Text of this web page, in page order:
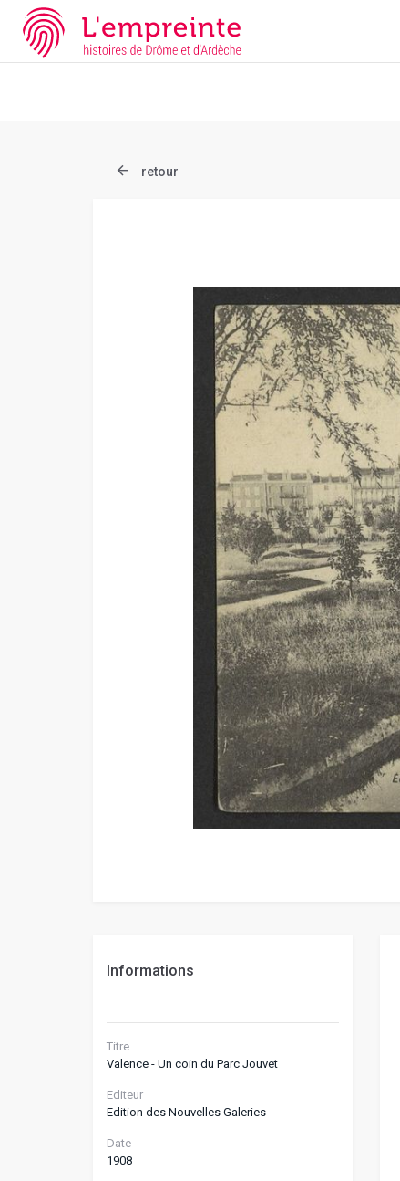
Array ( [slug] => document [ref] => B263626101_CP1354 )
retour
Informations
Titre
Valence - Un coin du Parc Jouvet
Editeur
Edition des Nouvelles Galeries
Date
1908